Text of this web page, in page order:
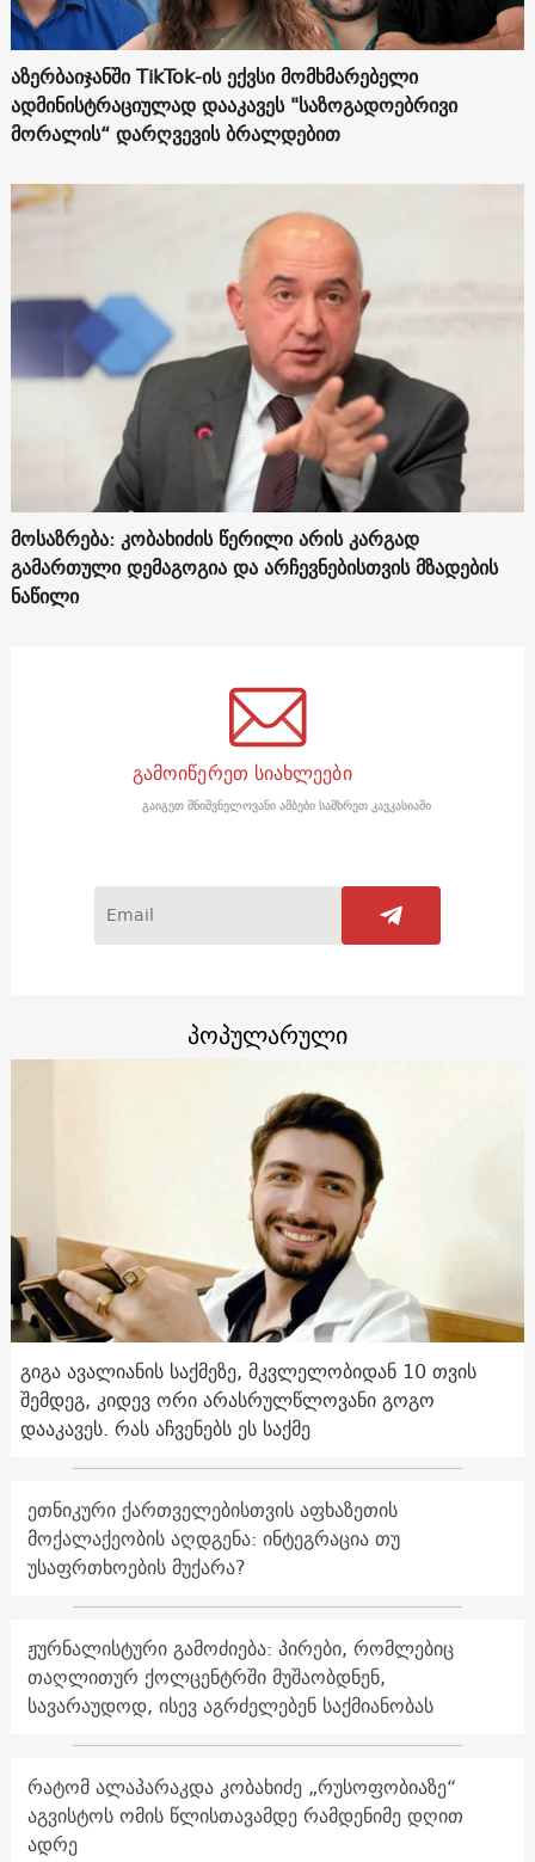
აზერბაიჯანში TikTok-ის ექვსი მომხმარებელი
ადმინისტრაციულად დააკავეს "საზოგადოებრივი
მორალის“ დარღვევის ბრალდებით
მოსაზრება: კობახიძის წერილი არის კარგად
გამართული დემაგოგია და არჩევნებისთვის მზადების
ნაწილი
გამოიწერეთ სიახლეები
გაიგეთ მნიშვნელოვანი ამბები სამხრეთ კავკასიაში
პოპულარული
გიგა ავალიანის საქმეზე, მკვლელობიდან 10 თვის
შემდეგ, კიდევ ორი არასრულწლოვანი გოგო
დააკავეს. რას აჩვენებს ეს საქმე
ეთნიკური ქართველებისთვის აფხაზეთის
მოქალაქეობის აღდგენა: ინტეგრაცია თუ
უსაფრთხოების მუქარა?
ჟურნალისტური გამოძიება: პირები, რომლებიც
თაღლითურ ქოლცენტრში მუშაობდნენ,
სავარაუდოდ, ისევ აგრძელებენ საქმიანობას
რატომ ალაპარაკდა კობახიძე „რუსოფობიაზე“
აგვისტოს ომის წლისთავამდე რამდენიმე დღით
ადრე